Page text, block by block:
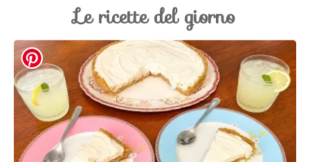
Le ricette del giorno